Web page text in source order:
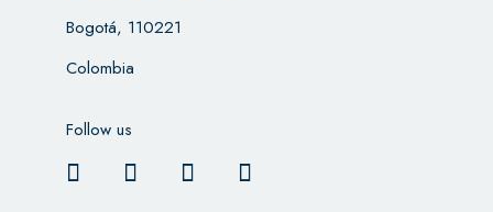
Bogotá, 110221
Colombia
Follow us